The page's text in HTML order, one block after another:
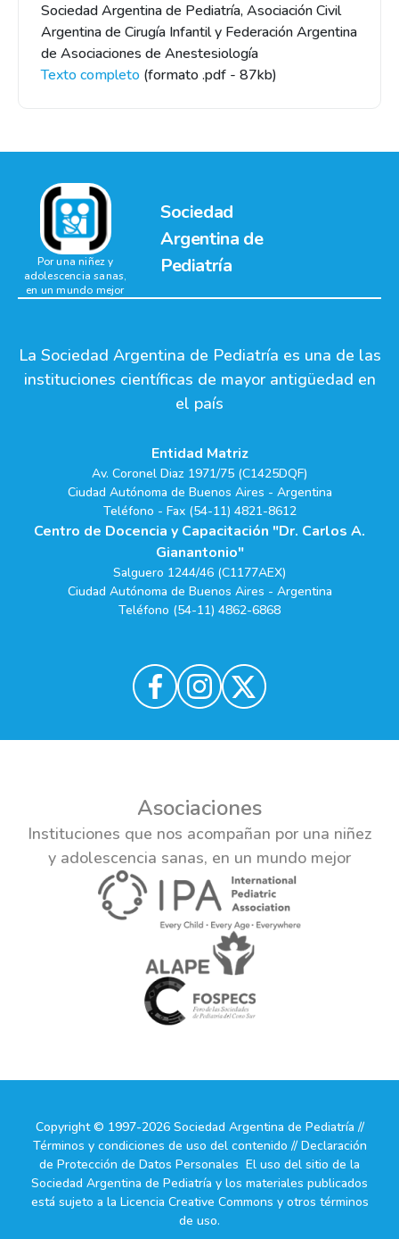
Sociedad Argentina de Pediatría, Asociación Civil
Argentina de Cirugía Infantil y Federación Argentina
de Asociaciones de Anestesiología
Texto completo (formato .pdf - 87kb)
Sociedad
Argentina de
Pediatría
Por una niñez y
adolescencia sanas,
en un mundo mejor
La Sociedad Argentina de Pediatría es una de las
instituciones científicas de mayor antigüedad en
el país
Entidad Matriz
Av. Coronel Diaz 1971/75 (C1425DQF)
Ciudad Autónoma de Buenos Aires - Argentina
Teléfono - Fax (54-11) 4821-8612
Centro de Docencia y Capacitación "Dr. Carlos A.
Gianantonio"
Salguero 1244/46 (C1177AEX)
Ciudad Autónoma de Buenos Aires - Argentina
Teléfono (54-11) 4862-6868
Asociaciones
Instituciones que nos acompañan por una niñez
y adolescencia sanas, en un mundo mejor
Copyright © 1997-2026 Sociedad Argentina de Pediatría //
Términos y condiciones de uso del contenido // Declaración
de Protección de Datos Personales El uso del sitio de la
Sociedad Argentina de Pediatría y los materiales publicados
está sujeto a la Licencia Creative Commons y otros términos
de uso.